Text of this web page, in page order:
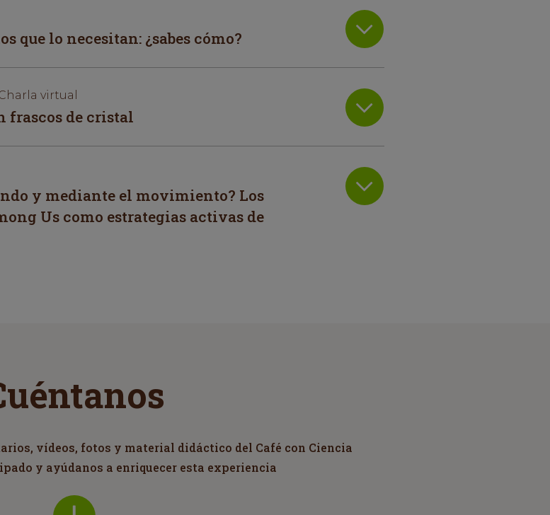
que lo necesitan: ¿sabes cómo?
virtual
frascos de cristal
y mediante el movimiento? Los
Us como estrategias activas de
vídeos, fotos y material didáctico del Café con Ciencia
y ayúdanos a enriquecer esta experiencia